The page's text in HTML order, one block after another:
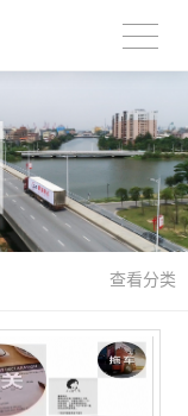
查看分类